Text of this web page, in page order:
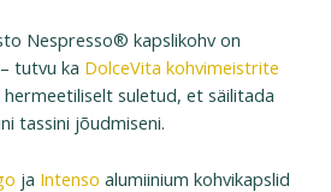
Nespresso® kapslikohv on
tutvu ka DolceVita kohvimeistrite
hermeetiliselt suletud, et säilitada
tassini jõudmiseni.
ja Intenso alumiinium kohvikapslid